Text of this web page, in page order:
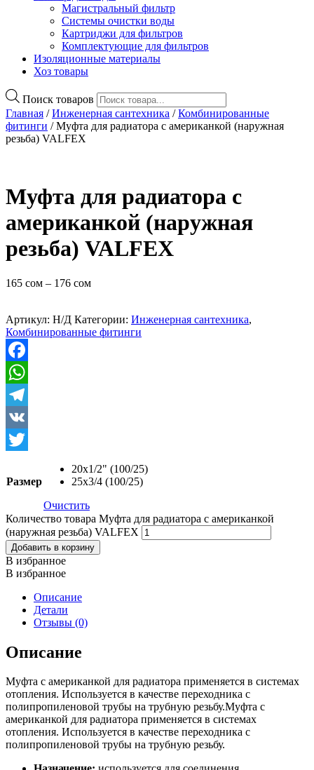
Магистральный фильтр
Системы очистки воды
Картриджи для фильтров
Комплектующие для фильтров
Изоляционные материалы
Хоз товары
Поиск товаров
Главная /Инженерная сантехника /Комбинированные
фитинги / Муфта для радиатора с американкой (наружная
резьба) VALFEX
Муфта для радиатора с
американкой (наружная
резьба) VALFEX
165 сом – 176 сом
Артикул: Н/Д Категории: Инженерная сантехника,
Комбинированные фитинги
Facebook
WhatsApp
Telegram
VK
Размер
20х1/2" (100/25)
25х3/4 (100/25)
Очистить
Количество товара Муфта для радиатора с американкой
(наружная резьба) VALFEX
Добавить в корзину
В избранное
В избранное
Описание
Детали
Отзывы (0)
Описание
Муфта с американкой для радиатора применяется в системах
отопления. Используется в качестве переходника с
полипропиленовой трубы на трубную резьбу.Муфта с
американкой для радиатора применяется в системах
отопления. Используется в качестве переходника с
полипропиленовой трубы на трубную резьбу.